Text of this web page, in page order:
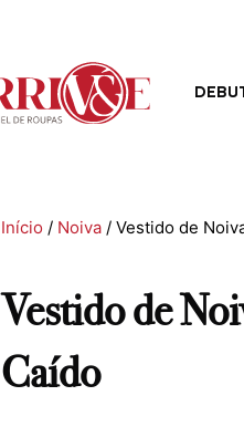
Início / Noiva / Vestido de
Vestido de
Caído